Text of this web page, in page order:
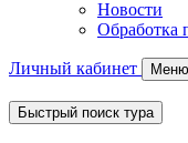
Новости
Обработка
Личный кабинет Меню
Быстрый поиск тура